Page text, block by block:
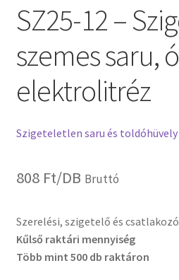
SZ25-12 –
szemes saru,
elektrolitréz
Szigeteletlen saru és toldóhüvely
808 Ft/DB Bruttó
Szerelési, szigetelő és
Kűlső raktári mennyiség
Több mint 500 db raktáron